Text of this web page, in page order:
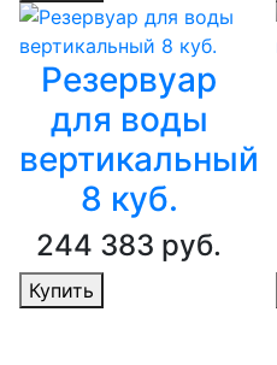
Резервуар
для воды
вертикальный
8 куб.
244 383 руб.
Купить